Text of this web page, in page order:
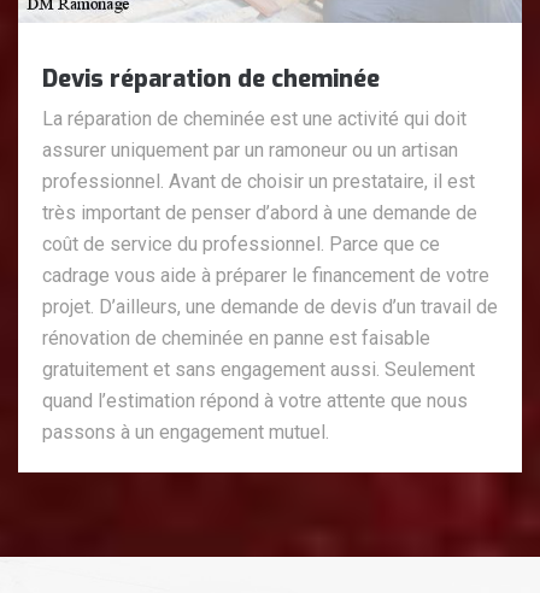
Devis réparation de cheminée
La réparation de cheminée est une activité qui doit
assurer uniquement par un ramoneur ou un artisan
professionnel. Avant de choisir un prestataire, il est
très important de penser d’abord à une demande de
coût de service du professionnel. Parce que ce
cadrage vous aide à préparer le financement de votre
projet. D’ailleurs, une demande de devis d’un travail de
rénovation de cheminée en panne est faisable
gratuitement et sans engagement aussi. Seulement
quand l’estimation répond à votre attente que nous
passons à un engagement mutuel.